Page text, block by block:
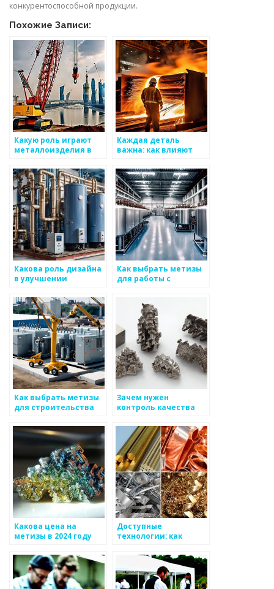
конкурентоспособной продукции.
Похожие Записи:
Какую роль играют
металлоизделия в
Каждая деталь
важна: как влияют
изделия
Какова роль дизайна
в улучшении
металлоизделий
Как выбрать метизы
для работы с
Как выбрать метизы
для строительства
Зачем нужен
контроль качества
металлоизделий?
Какова цена на
метизы в 2024 году
Доступные
технологии: как
внедрения
металлоизделий